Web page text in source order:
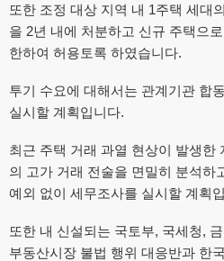
또한 조정 대상 지역 내 1주택 세대
을 2년 내에 처분하고 신규 주택으
한하여 허용토록 하였습니다.
투기 수요에 대해서는 관계기관 합
실시할 계획입니다.
최근 주택 거래 과열 현상이 발생한
의 고가 거래 전술을 면밀히 분석하
예외 없이 세무조사를 실시할 계획
또한 내 신설되는 국토부, 국세청,
부동산시장 불법 행위 대응반과 한